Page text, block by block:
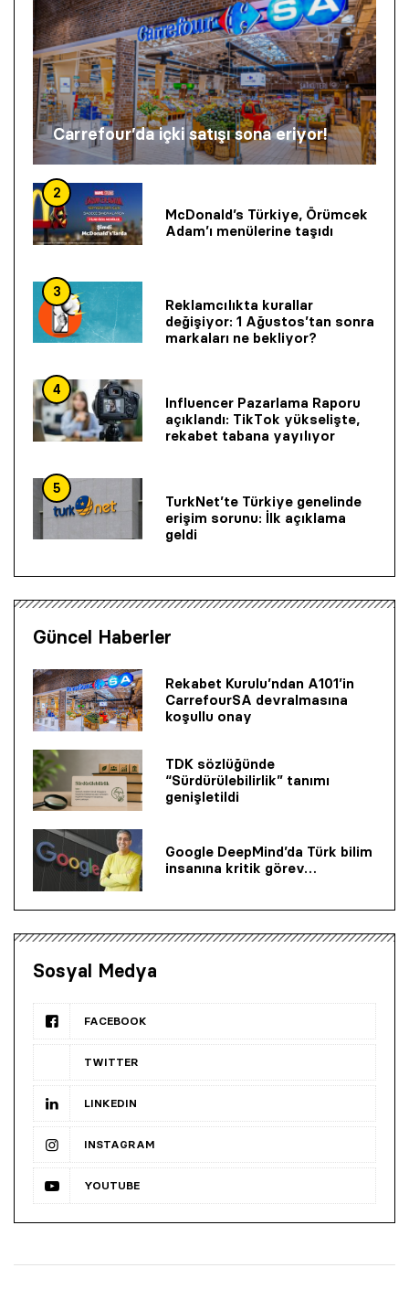
Carrefour’da içki satışı sona eriyor!
2
McDonald’s Türkiye, Örümcek
Adam’ı menülerine taşıdı
3
Reklamcılıkta kurallar
değişiyor: 1 Ağustos’tan sonra
markaları ne bekliyor?
4
Influencer Pazarlama Raporu
açıklandı: TikTok yükselişte,
rekabet tabana yayılıyor
5
TurkNet’te Türkiye genelinde
erişim sorunu: İlk açıklama
geldi
Güncel Haberler
Rekabet Kurulu’ndan A101’in
CarrefourSA devralmasına
koşullu onay
TDK sözlüğünde
“Sürdürülebilirlik” tanımı
genişletildi
Google DeepMind’da Türk bilim
insanına kritik görev…
Sosyal Medya
FACEBOOK
TWITTER
LINKEDIN
INSTAGRAM
YOUTUBE